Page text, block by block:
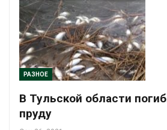
РАЗНОЕ
В Тульской области
пруду